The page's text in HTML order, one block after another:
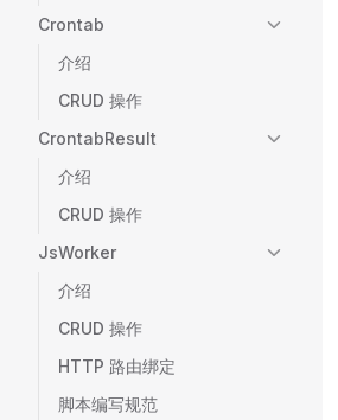
Crontab
介绍
CRUD 操作
CrontabResult
介绍
CRUD 操作
JsWorker
介绍
CRUD 操作
HTTP 路由绑定
脚本编写规范